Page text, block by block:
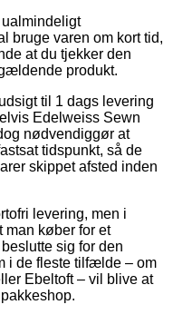
bruge varen om kort tid,
at du tjekker den
produkt.
til 1 dags levering
Edelweiss Sewn
nødvendiggør at
tidspunkt, så de
skippet afsted inden
levering, men i
man køber for et
sig for den
i de fleste tilfælde – om
Ebeltoft – vil blive at